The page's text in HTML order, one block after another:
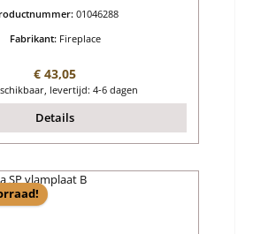
01046288
Fabrikant: Fireplace
Normale prijs:
€ 43,05
levertijd: 4-6 dagen
Details